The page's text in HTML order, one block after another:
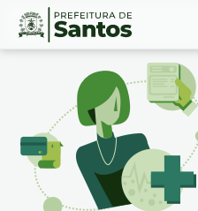
Ir
Conteúdo